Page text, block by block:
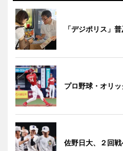
「デジポリス」
プロ野球・オリ
佐野日大、２回